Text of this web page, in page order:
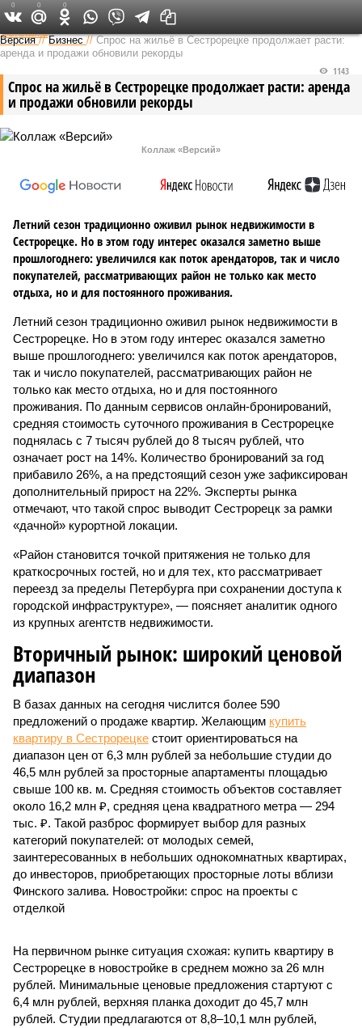
Федеральный выпуск
Версия //Бизнес //Спрос на жильё в Сестрорецке продолжает расти:
аренда и продажи обновили рекорды
Спрос на жильё в Сестрорецке продолжает расти: аренда
и продажи обновили рекорды
1143
Коллаж «Версий»
Летний сезон традиционно оживил рынок недвижимости в
Сестрорецке. Но в этом году интерес оказался заметно выше
прошлогоднего: увеличился как поток арендаторов, так и число
покупателей, рассматривающих район не только как место
отдыха, но и для постоянного проживания.
Летний сезон традиционно оживил рынок недвижимости в
Сестрорецке. Но в этом году интерес оказался заметно
выше прошлогоднего: увеличился как поток арендаторов,
так и число покупателей, рассматривающих район не
только как место отдыха, но и для постоянного
проживания. По данным сервисов онлайн-бронирований,
средняя стоимость суточного проживания в Сестрорецке
поднялась с 7 тысяч рублей до 8 тысяч рублей, что
означает рост на 14%. Количество бронирований за год
прибавило 26%, а на предстоящий сезон уже зафиксирован
дополнительный прирост на 22%. Эксперты рынка
отмечают, что такой спрос выводит Сестрорецк за рамки
«дачной» курортной локации.
«Район становится точкой притяжения не только для
краткосрочных гостей, но и для тех, кто рассматривает
переезд за пределы Петербурга при сохранении доступа к
городской инфраструктуре», — поясняет аналитик одного
из крупных агентств недвижимости.
Вторичный рынок: широкий ценовой
диапазон
В базах данных на сегодня числится более 590
предложений о продаже квартир. Желающим купить
квартиру в Сестрорецке стоит ориентироваться на
диапазон цен от 6,3 млн рублей за небольшие студии до
46,5 млн рублей за просторные апартаменты площадью
свыше 100 кв. м. Средняя стоимость объектов составляет
около 16,2 млн ₽, средняя цена квадратного метра — 294
тыс. ₽. Такой разброс формирует выбор для разных
категорий покупателей: от молодых семей,
заинтересованных в небольших однокомнатных квартирах,
до инвесторов, приобретающих просторные лоты вблизи
Финского залива. Новостройки: спрос на проекты с
отделкой
На первичном рынке ситуация схожая: купить квартиру в
Сестрорецке в новостройке в среднем можно за 26 млн
рублей. Минимальные ценовые предложения стартуют с
6,4 млн рублей, верхняя планка доходит до 45,7 млн
рублей. Студии предлагаются от 8,8–10,1 млн рублей,
0 0 0